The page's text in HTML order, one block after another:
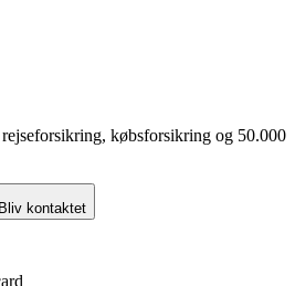
købsforsikring og 50.000
Bliv kontaktet